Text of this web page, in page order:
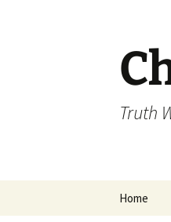
Truth
Home